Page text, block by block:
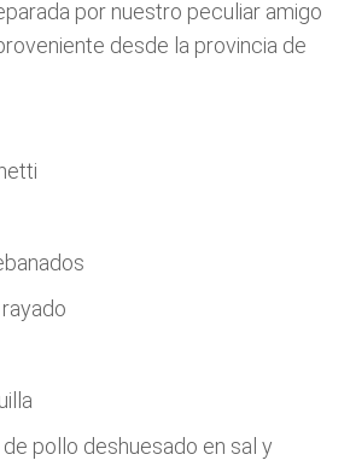
por nuestro peculiar amigo
desde la provincia de
pollo deshuesado en sal y